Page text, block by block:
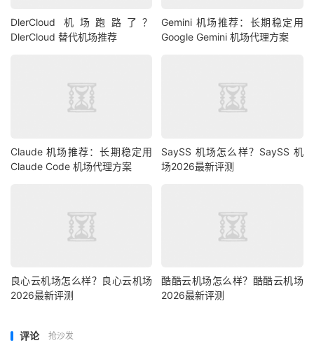
DlerCloud 机场跑路了？
DlerCloud 替代机场推荐
Gemini 机场推荐：长期稳定用
Google Gemini 机场代理方案
Claude 机场推荐：长期稳定用
Claude Code 机场代理方案
SaySS 机场怎么样？SaySS 机
场2026最新评测
良心云机场怎么样？良心云机场
2026最新评测
酷酷云机场怎么样？酷酷云机场
2026最新评测
评论 抢沙发